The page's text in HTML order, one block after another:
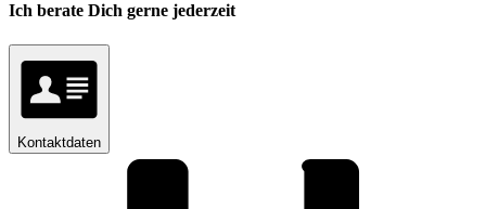
Ich berate Dich gerne jederzeit
Kontaktdaten